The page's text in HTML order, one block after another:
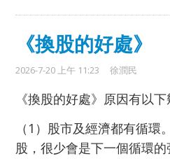
《換股的好處》
2026-7-20 上午 11:23 徐潤民
《換股的好處》原因有以下
（1）股市及經濟都有循環
股，很少會是下一個循環的